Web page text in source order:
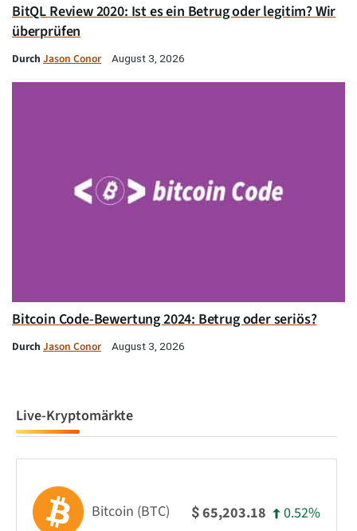
BitQL Review 2020: Ist es ein Betrug oder legitim? Wir
überprüfen
Durch Jason Conor August 3, 2026
Bitcoin Code-Bewertung 2024: Betrug oder seriös?
Durch Jason Conor August 3, 2026
Live-Kryptomärkte
Bitcoin (BTC) $65,203.18 0.52%